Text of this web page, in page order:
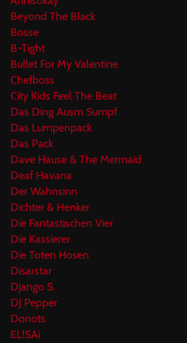
Beyond The Black
Bosse
B-Tight
Bullet For My Valentine
Chefboss
City Kids Feel The Beat
Das Ding Ausm Sumpf
Das Lumpenpack
Das Pack
Dave Hause & The Mermaid
Deaf Havana
Der Wahnsinn
Dichter & Henker
Die Fantastischen Vier
Die Kassierer
Die Toten Hosen
Disarstar
Django S.
DJ Pepper
Donots
EL!SAi